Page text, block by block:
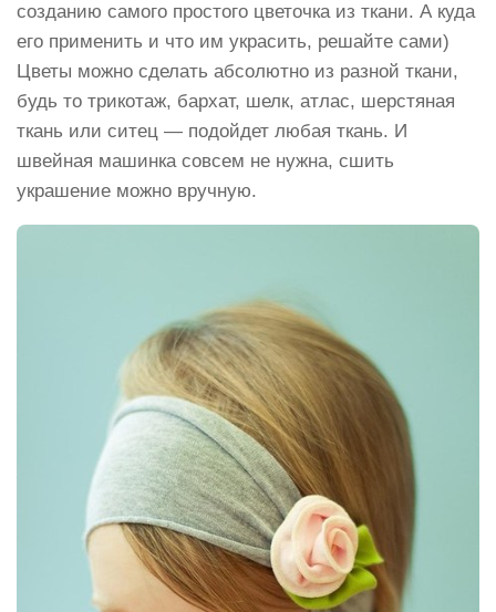
созданию самого простого цветочка из ткани. А куда
его применить и что им украсить, решайте сами)
Цветы можно сделать абсолютно из разной ткани,
будь то трикотаж, бархат, шелк, атлас, шерстяная
ткань или ситец — подойдет любая ткань. И
швейная машинка совсем не нужна, сшить
украшение можно вручную.